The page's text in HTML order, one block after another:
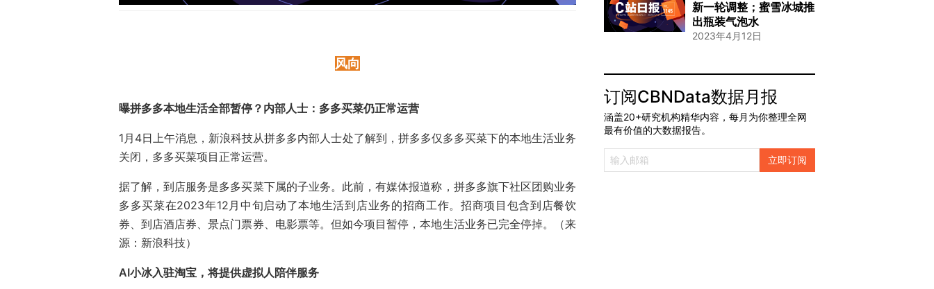
风向
曝拼多多本地生活全部暂停？内部人士：多多买菜仍正常运营
1月4日上午消息，新浪科技从拼多多内部人士处了解到，拼多多仅多多买菜下的本地生活业务
关闭，多多买菜项目正常运营。
据了解，到店服务是多多买菜下属的子业务。此前，有媒体报道称，拼多多旗下社区团购业务
多多买菜在2023年12月中旬启动了本地生活到店业务的招商工作。招商项目包含到店餐饮
券、到店酒店券、景点门票券、电影票等。但如今项目暂停，本地生活业务已完全停掉。（来
源：新浪科技）
AI小冰入驻淘宝，将提供虚拟人陪伴服务
新一轮调整；蜜雪冰城推
出瓶装气泡水
2023年4月12日
订阅CBNData数据月报
涵盖20+研究机构精华内容，每月为你整理全网
最有价值的大数据报告。
立即订阅